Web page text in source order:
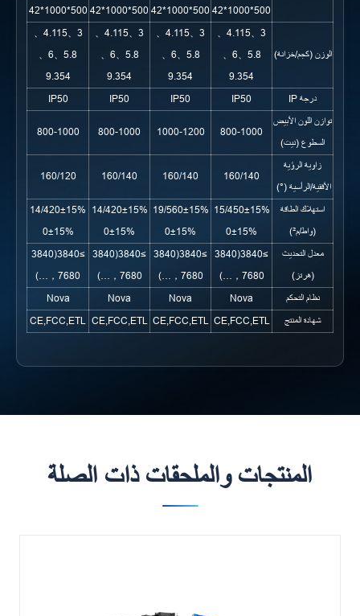
500*1000*42
500*1000*42
500*1000*42
500*1000*42
الوزن (كجم/خزانة)
3、4.115、
5.8、6、
9.354
3、4.115、
5.8、6、
9.354
3、4.115、
5.8、6、
9.354
3、4.115、
5.8、6、
9.354
درجة IP
IP50
IP50
IP50
IP50
توازن اللون الأبيض
السطوع (نيت)
800-1000
1000-1200
800-1000
800-1000
زاوية الرؤية
الأفقية/الرأسية (°)
160/140
160/140
160/140
160/120
استهلاك الطاقة
(واط/م²)
450±15%/15
0±15%
560±15%/19
0±15%
420±15%/14
0±15%
420±15%/14
0±15%
معدل التحديث
(هرتز)
≥3840(3840
，7680…)
≥3840(3840
，7680…)
≥3840(3840
，7680…)
≥3840(3840
，7680…)
نظام التحكم
Nova
Nova
Nova
Nova
شهادة المنتج
CE,FCC,ETL
CE,FCC,ETL
CE,FCC,ETL
CE,FCC,ETL
المنتجات والملحقات ذات الصلة